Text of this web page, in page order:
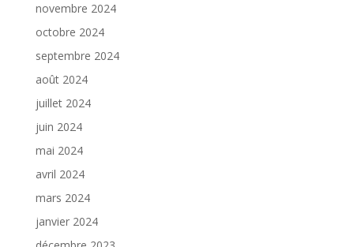
novembre 2024
octobre 2024
septembre 2024
août 2024
juillet 2024
juin 2024
mai 2024
avril 2024
mars 2024
janvier 2024